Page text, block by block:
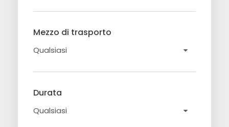
Mezzo di trasporto
Durata